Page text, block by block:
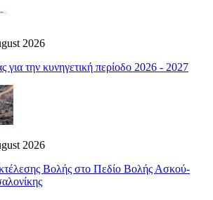
2026
για την κυνηγετική περίοδο 2026 - 2027
2026
Βολής στο Πεδίο Βολής Ασκού-